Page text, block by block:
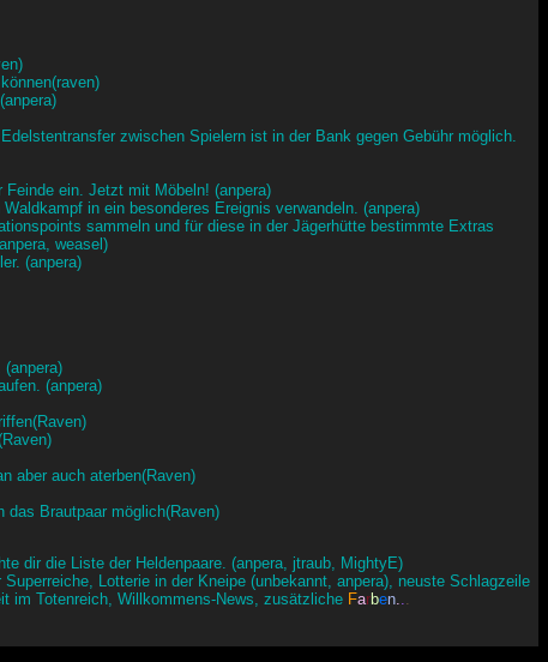
zwischen Spielern ist in der Bank gegen Gebühr möglich.
Feinde ein. Jetzt mit Möbeln! (anpera)
in ein besonderes Ereignis verwandeln. (anpera)
sammeln und für diese in der Jägerhütte bestimmte Extras
weasel)
(anpera)
(anpera)
aber auch aterben(Raven)
das Brautpaar möglich(Raven)
dir die Liste der Heldenpaare. (anpera, jtraub, MightyE)
Lotterie in der Kneipe (unbekannt, anpera), neuste Schlagzeile
im Totenreich, Willkommens-News, zusätzliche Farben...